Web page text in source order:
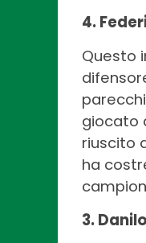
4.
Questo
giocato
riuscito
ha
3.